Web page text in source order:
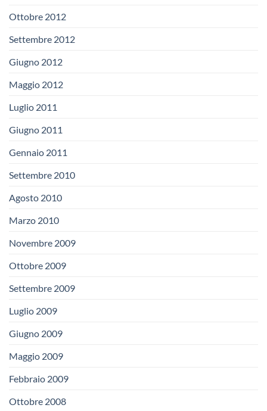
Ottobre 2012
Settembre 2012
Giugno 2012
Maggio 2012
Luglio 2011
Giugno 2011
Gennaio 2011
Settembre 2010
Agosto 2010
Marzo 2010
Novembre 2009
Ottobre 2009
Settembre 2009
Luglio 2009
Giugno 2009
Maggio 2009
Febbraio 2009
Ottobre 2008